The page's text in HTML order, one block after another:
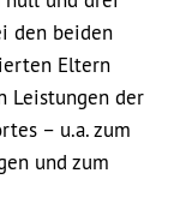
den beiden
Eltern
Leistungen der
– u.a. zum
und zum